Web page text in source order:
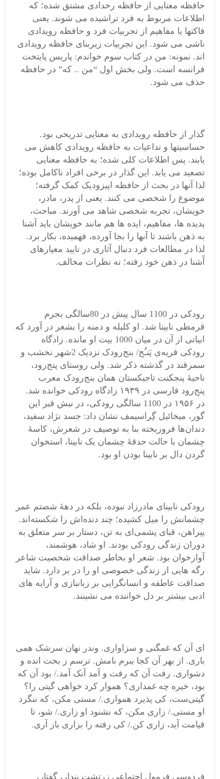
حافظه معنایی از حافظه رخدادی مشتق شده؛ که
اطلاعات مربوط به فرد تراشیده می شوند. یعنی
فاکتها یا مفاهیم از تجربیات فرد و حافظه رویدادی
ناشی می شود. این تجربیات زیربنای حافظه رویدادی
اند. نمونه: من در کتاب سوم خواندم: پاریس پایتخت
فرانسه است. ولی بخش اول “من .. که” در حافظه
حذف می شود.
گذار از حافظه رویدادی به معنایی تدریحی بود.
حساسیتها و تداعیات به حافظه رویدادی کاهش می
یابند. پس اطلاعات کلی شده؛ به حافظه معنایی
تصعید می یابد. این گذار در برخی افراد ناکامل بوده؛
لذا آنها در بحث از حافظه اپیزودیک کمک گرفته؛
موضوع را شخصی می کنند. یعنی از پدر، مادر،
خویشان، تجربه شخصی شاهد می آورند. مباحث،
پدیده ها، مفاهیم، ایده ها هم مانند خویشان باید آشنا
به ذهن باشند تا آنها را بجا آورده، فهمیده، بکار برد.
لذا در مطالعات فرد دنبال آثاری در تایید معیارهای
آَشنا در ذهن خود رفته؛ نه نظرات مخالف.
رودکی در 1100 سال پیش در 80سالگی بجرم
قرمطی نابینا شد. او کلیله و دمنه را بشعر در آورد که
ابیاتی از آن در میان 1000 بیت او مانده. زادگاه
رودکی قریه‌ی پَنـُج/ بنج‌رودک نزدیک 2شهر نخشب و
سمرقند در گذشته ذکر شد. ولی روستای پنج‌رود،
ناحیۀ پنجکنت تاجیکستان همان بنج‌رودک معرب
پنج‌رود فارسی در ۱۹۳۹ زادگاه رودکی خوانده شد.
در ۱۹۵۶ در 1100 سالگی رودکی، در نبش قبر این
گور، میخائیل گِراسیمف نشان داد: جسد نژاد سفید،
دندان‌ها فروریخته بنا به توصیف در شعرش، کاسۀ
چشمان با حالت حدقۀ چشمان یک نابینا، استخوان
گردن دال بر نابینا بودن او بود.
رودکی نابینای مادرزاد نبوده، بلکه در دهۀ شصتم عمر
چشمانش را میل کشیده؛ چند دنده‌اش را شکسته‌اند.
پیراهن، قبای پشمی‌ای به تن، دستار بر سر متعلق به
دوران زندگی رودکی بودند. او شاد، هوشمند،
آوازخوان بود. شعر او بخاطر صداقت شخصیت شاعر
رگه هایی از زندگی خصوصی او را در بر دارد. شاید
صداقت عاطفه و انسانگرایی بر زبانبازی و آرایه های
ادبی بیشتر بر دل خواننده می نشینند.
ای آن که غمگنی و سزاواری. وندر نهان سرشک همی
باری. از بهر آن کجا ببرم نامش. ترسم ز بخت انده و
دشواری. رفت آن که رفت و آمد آنک آمد./ بود آن که
بود، خیره چه غمداری؟ هموار کرد خواهی گیتی را؟
گیتی‌ست، کی پذیرد همواری./ مستی مکن، که ننگرد
او مستی./ زاری مکن، که نشنود او زاری./ شو، تا
قیامت آید، زاری کن./ کی رفته را بزاری باز آری.
فردوسی فرمول اجتماعی زرتشت پندار، گفتار،